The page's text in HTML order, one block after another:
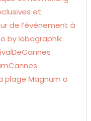
plage Magnum a